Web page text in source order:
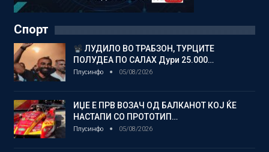
Спорт
ЛУДИЛО ВО ТРАБЗОН, ТУРЦИТЕ
ПОЛУДЕА ПО САЛАХ Дури 25.000…
Плусинфо 05/08/2026
ИЏЕ Е ПРВ ВОЗАЧ ОД БАЛКАНОТ КОЈ ЌЕ
НАСТАПИ СО ПРОТОТИП…
Плусинфо 05/08/2026